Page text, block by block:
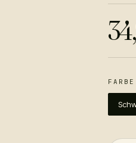
FARBE